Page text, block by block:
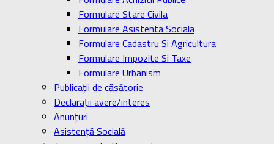
Formulare Stare Civila
Formulare Asistenta Sociala
Formulare Cadastru Si Agricultura
Formulare Impozite Si Taxe
Formulare Urbanism
Publicaţii de căsătorie
Declaraţii avere/interes
Anunţuri
Asistenţă Socială